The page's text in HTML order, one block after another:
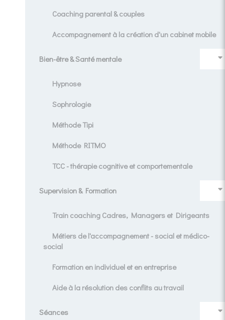
Coaching parental & couples
Accompagnement à la création d'un cabinet mobile
Bien-être & Santé mentale
Hypnose
Sophrologie
Méthode Tipi
Méthode RITMO
TCC - thérapie cognitive et comportementale
Supervision & Formation
Train coaching Cadres, Managers et Dirigeants
Métiers de l'accompagnement - social et médico-
social
Formation en individuel et en entreprise
Aide à la résolution des conflits au travail
Séances